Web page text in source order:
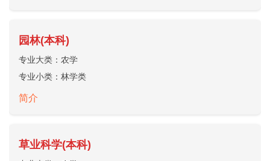
园林(本科)
专业大类： 农学
专业小类： 林学类
简介
草业科学(本科)